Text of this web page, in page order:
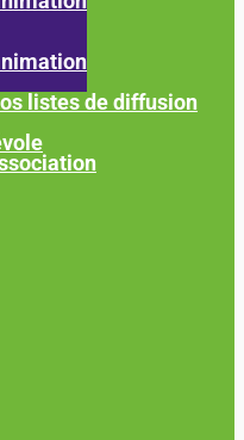
listes de diffusion